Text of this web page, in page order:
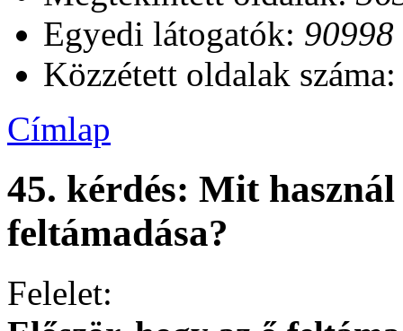
Egyedi látogatók: 90998
Közzétett oldalak
Címlap
45. kérdés: Mit
feltámadása?
Felelet: